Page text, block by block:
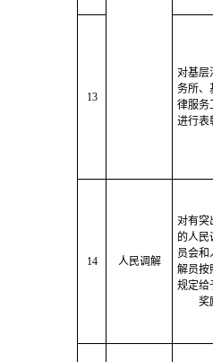
13
对基层
务所、
律服务
进行表
14 人民调解
对有突
的人民
员会和
解员按
规定给
奖